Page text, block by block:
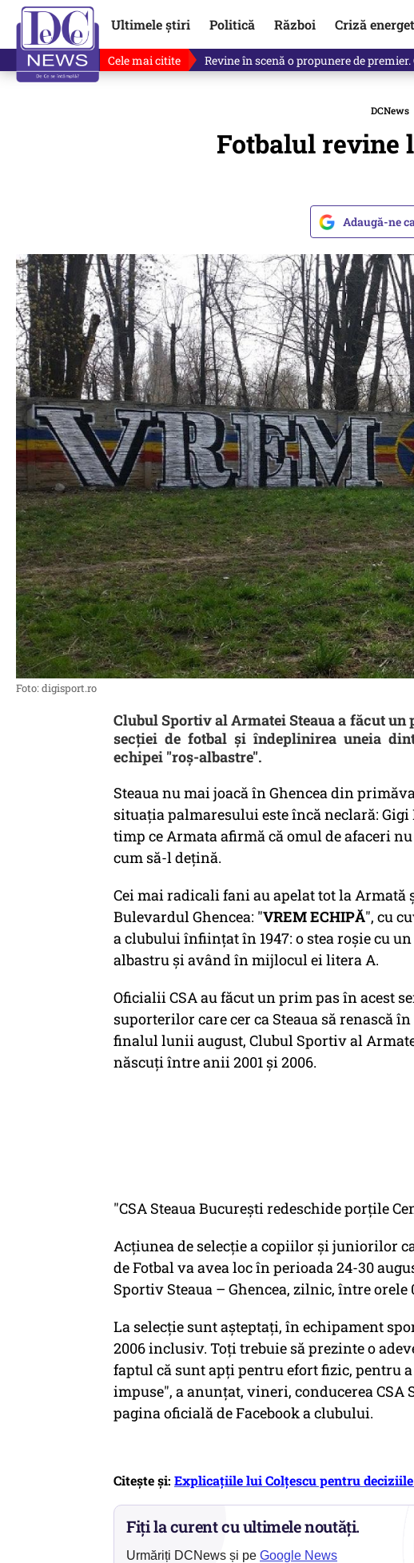
Ultimele știri Politică Război Criză
Cele mai citite Drona explodată în Bulgaria,
DCNews
Fotbalul revine
Adaugă-ne
Foto: digisport.ro
Clubul Sportiv al Armatei Steaua a făcut
secției de fotbal și îndeplinirea uneia
echipei "roș-albastre".
Steaua nu mai joacă în Ghencea din
situația palmaresului este încă neclară:
timp ce Armata afirmă că omul de afaceri
cum să-l dețină.
Cei mai radicali fani au apelat tot la
Bulevardul Ghencea: "VREM ECHIPĂ", cu
a clubului înființat în 1947: o stea roșie cu
albastru și având în mijlocul ei litera A.
Oficialii CSA au făcut un prim pas în acest
suporterilor care cer ca Steaua să renască
finalul lunii august, Clubul Sportiv al
născuți între anii 2001 și 2006.
"CSA Steaua București redeschide porțile
Acțiunea de selecție a copiilor și juniorilor
de Fotbal va avea loc în perioada 24-30
Sportiv Steaua – Ghencea, zilnic, între orele
La selecție sunt așteptați, în echipament
2006 inclusiv. Toți trebuie să prezinte o
faptul că sunt apți pentru efort fizic, pentru
impuse", a anunțat, vineri, conducerea
pagina oficială de Facebook a clubului.
Citește și: Explicațiile lui Colțescu pentru
Fiți la curent cu ultimele noutăți.
Urmăriți DCNews și pe Google News